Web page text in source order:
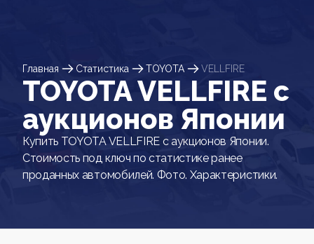
Главная Статистика TOYOTA VELLFIRE
TOYOTA VELLFIRE c
аукционов Японии
Купить TOYOTA VELLFIRE с аукционов Японии.
Стоимость под ключ по статистике ранее
проданных автомобилей. Фото. Характеристики.